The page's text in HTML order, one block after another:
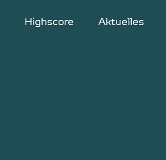
Highscore
Aktuelles